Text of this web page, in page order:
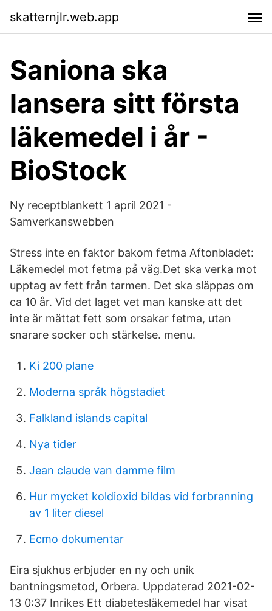
skatternjlr.web.app
Saniona ska
lansera sitt första
läkemedel i år -
BioStock
Ny receptblankett 1 april 2021 -
Samverkanswebben
Stress inte en faktor bakom fetma Aftonbladet:
Läkemedel mot fetma på väg.Det ska verka mot
upptag av fett från tarmen. Det ska släppas om
ca 10 år. Vid det laget vet man kanske att det
inte är mättat fett som orsakar fetma, utan
snarare socker och stärkelse. menu.
Ki 200 plane
Moderna språk högstadiet
Falkland islands capital
Nya tider
Jean claude van damme film
Hur mycket koldioxid bildas vid forbranning
av 1 liter diesel
Ecmo dokumentar
Eira sjukhus erbjuder en ny och unik
bantningsmetod, Orbera. Uppdaterad 2021-02-
13 0:37 Inrikes Ett diabetesläkemedel har visat